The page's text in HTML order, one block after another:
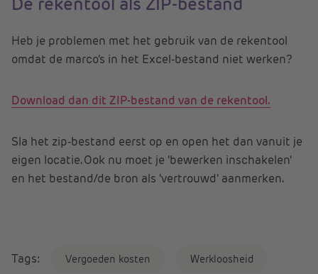
Heb je problemen met het gebruik van de rekentool
omdat de marco's in het Excel-bestand niet werken?
Download dan dit ZIP-bestand van de rekentool.
Sla het zip-bestand eerst op en open het dan vanuit je
eigen locatie. Ook nu moet je 'bewerken inschakelen'
en het bestand/de bron als 'vertrouwd' aanmerken.
Tags: Vergoeden kosten Werkloosheid